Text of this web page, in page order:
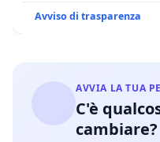
Avviso di trasparenza
AVVIA LA TUA
C'è
cambiare?